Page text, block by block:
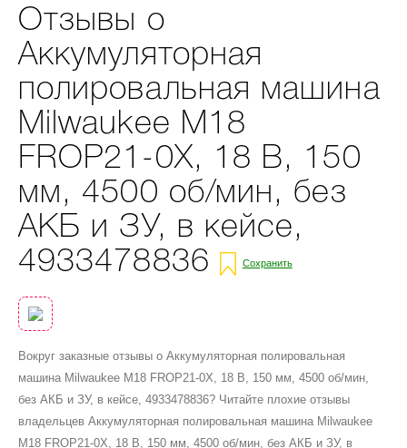
Отзывы о
Аккумуляторная
полировальная машина
Milwaukee M18
FROP21-0X, 18 В, 150
мм, 4500 об/мин, без
АКБ и ЗУ, в кейсе,
4933478836
Сохранить
Вокруг заказные отзывы о Аккумуляторная полировальная
машина Milwaukee M18 FROP21-0X, 18 В, 150 мм, 4500 об/мин,
без АКБ и ЗУ, в кейсе, 4933478836? Читайте плохие отзывы
владельцев Аккумуляторная полировальная машина Milwaukee
M18 FROP21-0X, 18 В, 150 мм, 4500 об/мин, без АКБ и ЗУ, в